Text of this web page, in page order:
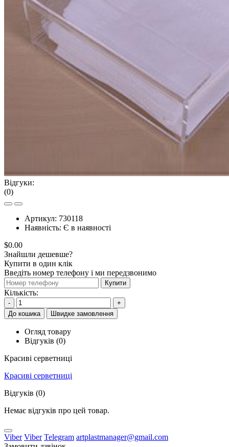
Відгуки:
(0)
Артикул: 730118
Наявність: Є в наявності
$0.00
Знайшли дешевше?
Купити в один клік
Введіть номер телефону і ми передзвонимо
Купити
Кількість:
-
+
До кошика
Швидке замовлення
Огляд товару
Відгуків (0)
Красиві серветниці
Красиві серветниці
Відгуків (0)
Немає відгуків про цей товар.
Viber Viber Telegram artplastmanager@gmail.com